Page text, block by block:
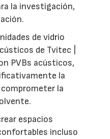
la investigación,
de vidrio
de Tvitec |
PVBs acústicos,
la
la
espacios
incluso